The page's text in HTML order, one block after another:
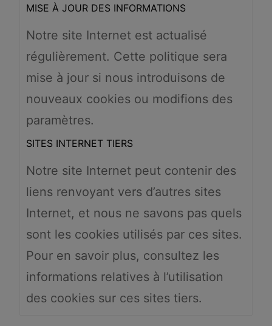
MISE À JOUR DES INFORMATIONS
Notre site Internet est actualisé
régulièrement. Cette politique sera
mise à jour si nous introduisons de
nouveaux cookies ou modifions des
paramètres.
SITES INTERNET TIERS
Notre site Internet peut contenir des
liens renvoyant vers d’autres sites
Internet, et nous ne savons pas quels
sont les cookies utilisés par ces sites.
Pour en savoir plus, consultez les
informations relatives à l’utilisation
des cookies sur ces sites tiers.